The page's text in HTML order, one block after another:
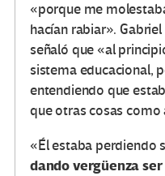
«porque me
hacían rabiar».
señaló que «al
sistema educacional,
entendiendo que
que otras cosas como
«Él estaba perdiendo
dando vergüenza